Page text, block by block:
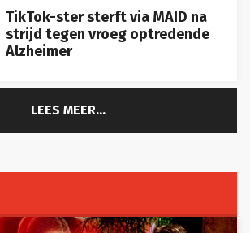
TikTok-ster sterft via MAID na
strijd tegen vroeg optredende
Alzheimer
LEES MEER...